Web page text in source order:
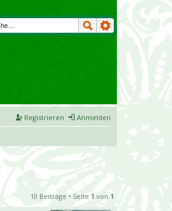
Anmelden
Registrieren
10 Beiträge • Seite 1 von 1